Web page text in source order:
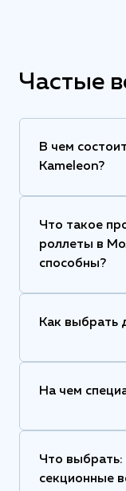
Частые
В чем
Kameleon?
Что такое
роллеты в
способны?
Как выбрать
На чем
Что
секционные